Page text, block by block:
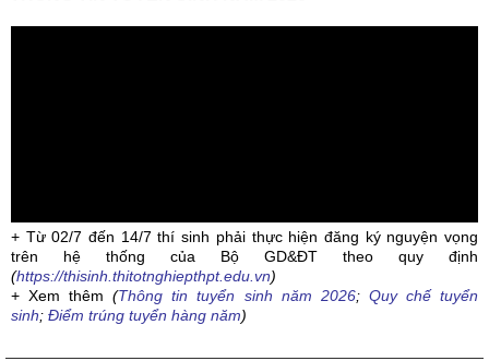
+ Từ 02/7 đến 14/7 thí sinh phải thực hiện đăng ký nguyện vọng
trên hệ thống của Bộ GD&ĐT theo quy định
(https://thisinh.thitotnghiepthpt.edu.vn)
+ Xem thêm(Thông tin tuyển sinh năm 2026; Quy chế tuyển
sinh; Điểm trúng tuyển hàng năm)